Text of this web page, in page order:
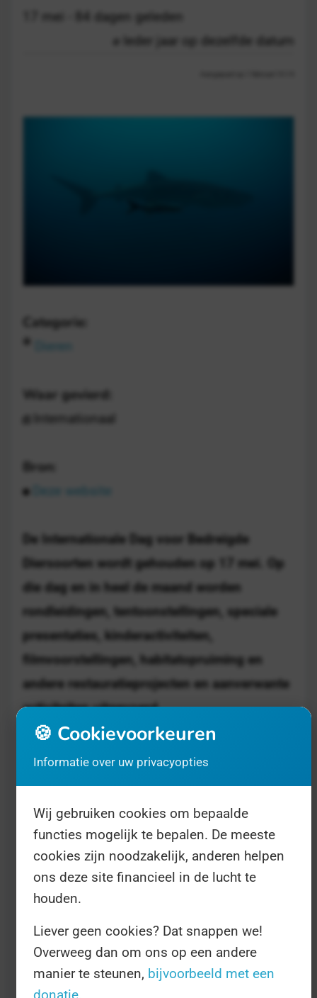
17 mei - 84 dagen geleden
Ieder jaar op dezelfde datum
Categorie:
Waar gevierd:
Internationaal
Bron:
De Internationale Dag voor Bedreigde
Diersoorten wordt gehouden op 17 mei. Op
die dag en in heel de maand worden
rondleidingen, tentoonstellingen, speciale
presentaties, kinderactiviteiten,
filmvoorstellingen, habitatopruiming en
andere restauratieprojecten en aanverwante
activiteiten uitgevoerd.
Dit wordt gehouden op hogescholen en
natuurreservaten en andere locaties in de VS
en andere landen. Het is een ideale
gelegenheid voor studenten om te leren over
het behoud van bedreigde soorten en om het
bewustzijn op de campus en in hun
gemeenschap te vergroten. Bedreigde
Soorten Dag is een gelegenheid voor
mensen van alle leeftijden om te leren over
🍪 Cookievoorkeuren
Informatie over uw privacyopties
Wij gebruiken cookies om bepaalde
functies mogelijk te bepalen. De meeste
cookies zijn noodzakelijk, anderen helpen
ons deze site financieel in de lucht te
houden.
Liever geen cookies? Dat snappen we!
Overweeg dan om ons op een andere
manier te steunen, bijvoorbeeld met een
donatie